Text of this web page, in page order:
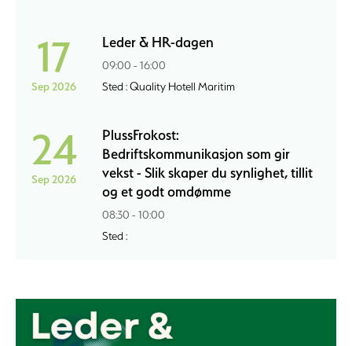
17
Sep 2026
Leder & HR-dagen
09:00 - 16:00
Sted : Quality Hotell Maritim
24
Sep 2026
PlussFrokost:
Bedriftskommunikasjon som gir
vekst - Slik skaper du synlighet, tillit
og et godt omdømme
08:30 - 10:00
Sted :